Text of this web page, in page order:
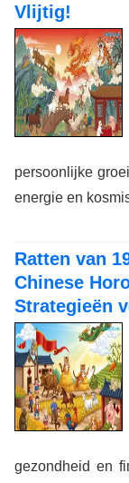
Vlijtig!
persoonlijke
energie en
Ratten van
Chinese
Strategieën
gezondheid en